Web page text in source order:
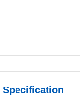
Specification